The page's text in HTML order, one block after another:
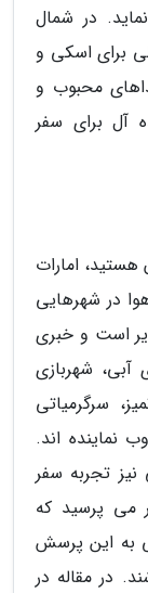
در شمال
برای اسکی و
محبوب و
آل برای سفر
امارات
در شهرهایی
است و خبری
شهربازی
سرگرمیاتی
نماینده اند.
تجربه سفر
می پرسید که
به این پرسش
در مقاله در